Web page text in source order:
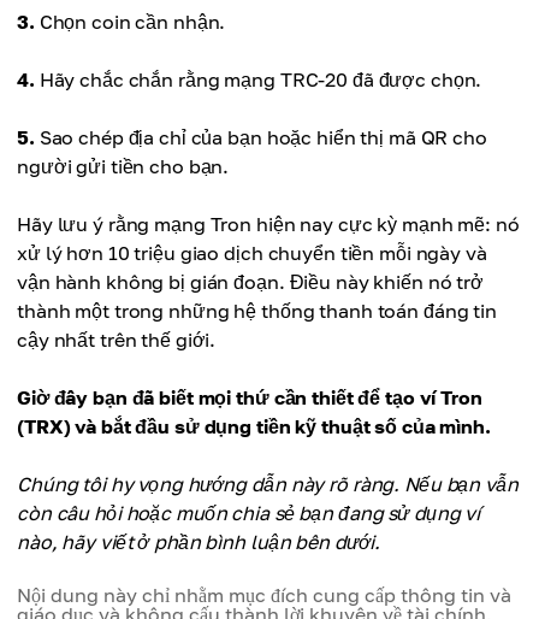
3. Chọn coin cần nhận.
4. Hãy chắc chắn rằng mạng TRC-20 đã được chọn.
5. Sao chép địa chỉ của bạn hoặc hiển thị mã QR cho
người gửi tiền cho bạn.
Hãy lưu ý rằng mạng Tron hiện nay cực kỳ mạnh mẽ: nó
xử lý hơn 10 triệu giao dịch chuyển tiền mỗi ngày và
vận hành không bị gián đoạn. Điều này khiến nó trở
thành một trong những hệ thống thanh toán đáng tin
cậy nhất trên thế giới.
Giờ đây bạn đã biết mọi thứ cần thiết để tạo ví Tron
(TRX) và bắt đầu sử dụng tiền kỹ thuật số của mình.
Chúng tôi hy vọng hướng dẫn này rõ ràng. Nếu bạn vẫn
còn câu hỏi hoặc muốn chia sẻ bạn đang sử dụng ví
nào, hãy viết ở phần bình luận bên dưới.
Nội dung này chỉ nhằm mục đích cung cấp thông tin và